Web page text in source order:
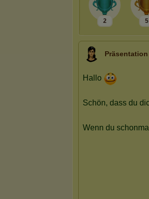
2 5
Präsentation